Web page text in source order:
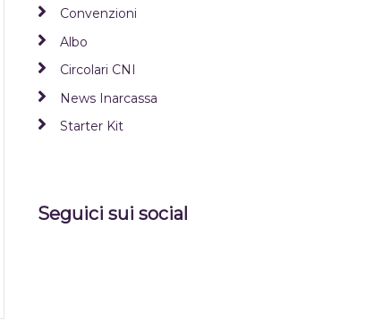
Convenzioni
Albo
Circolari CNI
News Inarcassa
Starter Kit
Seguici sui social